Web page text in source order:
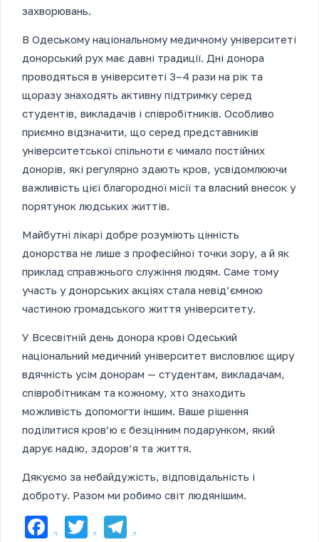
захворювань.
В Одеському національному медичному університеті
донорський рух має давні традиції. Дні донора
проводяться в університеті 3–4 рази на рік та
щоразу знаходять активну підтримку серед
студентів, викладачів і співробітників. Особливо
приємно відзначити, що серед представників
університетської спільноти є чимало постійних
донорів, які регулярно здають кров, усвідомлюючи
важливість цієї благородної місії та власний внесок у
порятунок людських життів.
Майбутні лікарі добре розуміють цінність
донорства не лише з професійної точки зору, а й як
приклад справжнього служіння людям. Саме тому
участь у донорських акціях стала невід’ємною
частиною громадського життя університету.
У Всесвітній день донора крові Одеський
національний медичний університет висловлює щиру
вдячність усім донорам — студентам, викладачам,
співробітникам та кожному, хто знаходить
можливість допомогти іншим. Ваше рішення
поділитися кров’ю є безцінним подарунком, який
дарує надію, здоров’я та життя.
Дякуємо за небайдужість, відповідальність і
доброту. Разом ми робимо світ людянішим.
Facebook
TwitterTelegram